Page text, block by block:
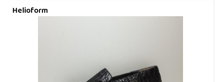
Helioform